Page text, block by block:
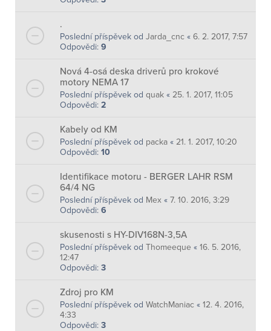
.
Poslední příspěvek od Jarda_cnc « 6. 2. 2017, 7:57
Odpovědi: 9
Nová 4-osá deska driverů pro krokové
motory NEMA 17
Poslední příspěvek od quak « 25. 1. 2017, 11:05
Odpovědi: 2
Kabely od KM
Poslední příspěvek od packa « 21. 1. 2017, 10:20
Odpovědi: 10
Identifikace motoru - BERGER LAHR RSM
64/4 NG
Poslední příspěvek od Mex « 7. 10. 2016, 3:29
Odpovědi: 6
skusenosti s HY-DIV168N-3,5A
Poslední příspěvek od Thomeeque « 16. 5. 2016,
12:47
Odpovědi: 3
Zdroj pro KM
Poslední příspěvek od WatchManiac « 12. 4. 2016,
4:33
Odpovědi: 3